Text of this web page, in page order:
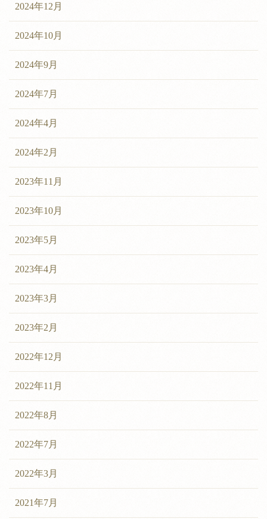
2024年12月
2024年10月
2024年9月
2024年7月
2024年4月
2024年2月
2023年11月
2023年10月
2023年5月
2023年4月
2023年3月
2023年2月
2022年12月
2022年11月
2022年8月
2022年7月
2022年3月
2021年7月